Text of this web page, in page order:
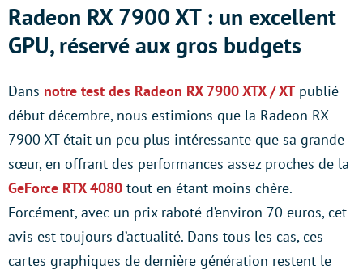
Radeon RX 7900 XT : un excellent
GPU, réservé aux gros budgets
Dans notre test des Radeon RX 7900 XTX / XT publié
début décembre, nous estimions que la Radeon RX
7900 XT était un peu plus intéressante que sa grande
sœur, en offrant des performances assez proches de la
GeForce RTX 4080 tout en étant moins chère.
Forcément, avec un prix raboté d’environ 70 euros, cet
avis est toujours d’actualité. Dans tous les cas, ces
cartes graphiques de dernière génération restent le